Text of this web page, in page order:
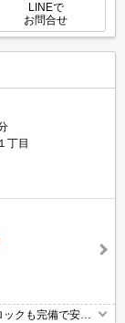
LINEで
お問合せ
丁目
クも完備で安心